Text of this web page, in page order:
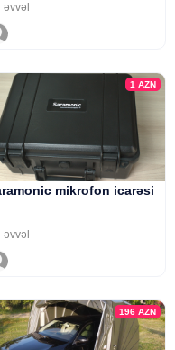
əvvəl
1 AZN
mikrofon icarəsi
əvvəl
196 AZN